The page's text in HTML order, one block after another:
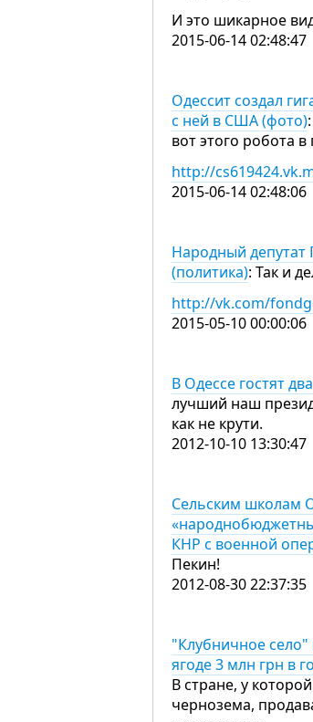
И это шикарное
2015-06-14 02:48:47
Одессит создал
с ней в США (фото)
вот этого робота
http://
2015-06-14 02:48:06
Народный депутат
(политика): Так и
http://vk.com/
2015-05-10 00:00:06
В Одессе гостят
лучший наш
как не крути.
2012-10-10 13:30:47
Сельским школам
КНР с военной
Пекин!
2012-08-30 22:37:35
"Клубничное село"
ягоде 3 млн грн в
В стране, у
чернозема,